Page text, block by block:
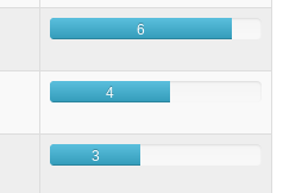
6
4
3